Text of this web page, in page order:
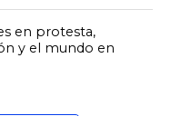
en protesta,
y el mundo en